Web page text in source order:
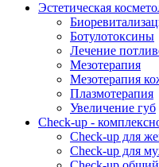
Эстетическая
Ботулотоксины
Лечение
Мезотерапия
Мезотерапия
Плазмотерапия
Увеличение губ
Check-up -
Check-up для
Check-up для